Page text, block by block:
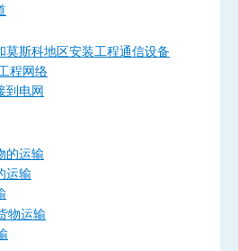
莫斯科地区安装工程通信设备
程网络
到电网
的运输
运输
物运输